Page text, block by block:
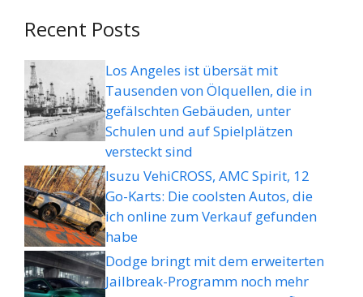
Recent Posts
Los Angeles ist übersät mit
Tausenden von Ölquellen, die in
gefälschten Gebäuden, unter
Schulen und auf Spielplätzen
versteckt sind
Isuzu VehiCROSS, AMC Spirit, 12
Go-Karts: Die coolsten Autos, die
ich online zum Verkauf gefunden
habe
Dodge bringt mit dem erweiterten
Jailbreak-Programm noch mehr